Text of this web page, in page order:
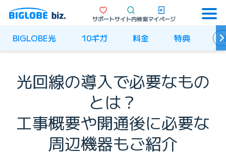
サポートサイト内検索マイページ
BIGLOBE光 10ギガ 料金 特典
光回線の導入で必要なもの
とは？
工事概要や開通後に必要な
周辺機器もご紹介